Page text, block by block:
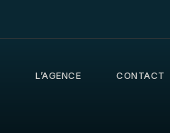
L’AGENCE CONTACT